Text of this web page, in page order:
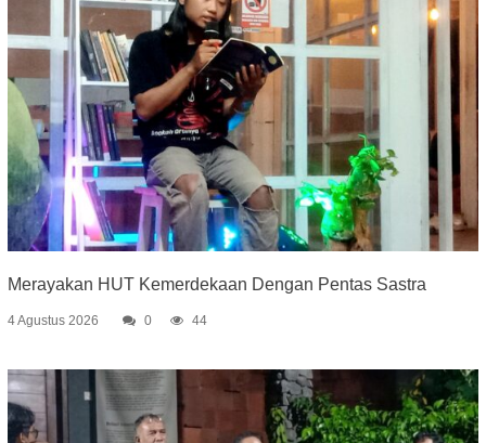
Merayakan HUT Kemerdekaan Dengan Pentas Sastra
4 Agustus 2026 0 44